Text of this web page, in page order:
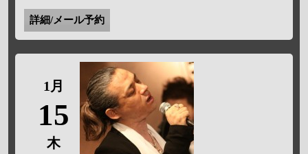
詳細/メール予約
1月
15
木